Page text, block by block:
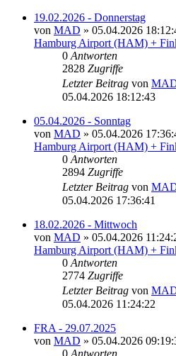
19.02.2026 - Donnerstag
von MAD » 05.04.2026
Hamburg Airport (HAM) +
0 Antworten
2828 Zugriffe
Letzter Beitrag von
05.04.2026 18:12:43
05.04.2026 - Sonntag
von MAD » 05.04.2026
Hamburg Airport (HAM) +
0 Antworten
2894 Zugriffe
Letzter Beitrag von
05.04.2026 17:36:41
18.02.2026 - Mittwoch
von MAD » 05.04.2026
Hamburg Airport (HAM) +
0 Antworten
2774 Zugriffe
Letzter Beitrag von
05.04.2026 11:24:22
FRA - 29.07.2025
von MAD » 05.04.2026
0 Antworten